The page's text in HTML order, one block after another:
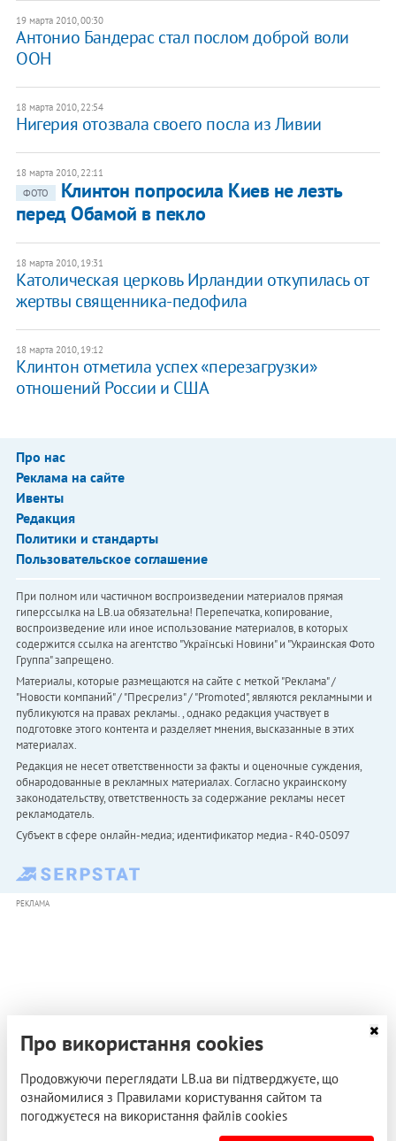
19 марта 2010, 00:30
Антонио Бандерас стал послом доброй воли
ООН
18 марта 2010, 22:54
Нигерия отозвала своего посла из Ливии
18 марта 2010, 22:11
ФОТО
Клинтон попросила Киев не лезть
перед Обамой в пекло
18 марта 2010, 19:31
Католическая церковь Ирландии откупилась от
жертвы священника-педофила
18 марта 2010, 19:12
Клинтон отметила успех «перезагрузки»
отношений России и США
Про нас
Реклама на сайте
Ивенты
Редакция
Политики и стандарты
Пользовательское соглашение
При полном или частичном воспроизведении материалов прямая
гиперссылка на LB.ua обязательна! Перепечатка, копирование,
воспроизведение или иное использование материалов, в которых
содержится ссылка на агентство "Українськi Новини" и "Украинская Фото
Группа" запрещено.
Материалы, которые размещаются на сайте с меткой "Реклама" /
"Новости компаний" / "Пресрелиз" / "Promoted", являются рекламными и
публикуются на правах рекламы. , однако редакция участвует в
подготовке этого контента и разделяет мнения, высказанные в этих
материалах.
Редакция не несет ответственности за факты и оценочные суждения,
обнародованные в рекламных материалах. Согласно украинскому
законодательству, ответственность за содержание рекламы несет
рекламодатель.
Субъект в сфере онлайн-медиа; идентификатор медиа - R40-05097
РЕКЛАМА
Про використання cookies
Продовжуючи переглядати LB.ua ви підтверджуєте, що
ознайомилися з Правилами користування сайтом та
погоджуєтеся на використання файлів cookies